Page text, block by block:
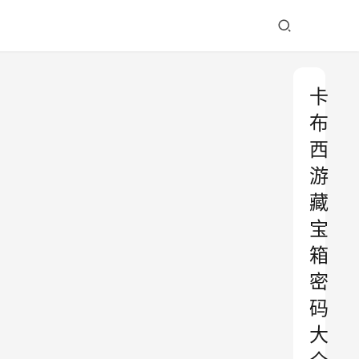
卡
布
西
游
藏
宝
箱
密
码
大